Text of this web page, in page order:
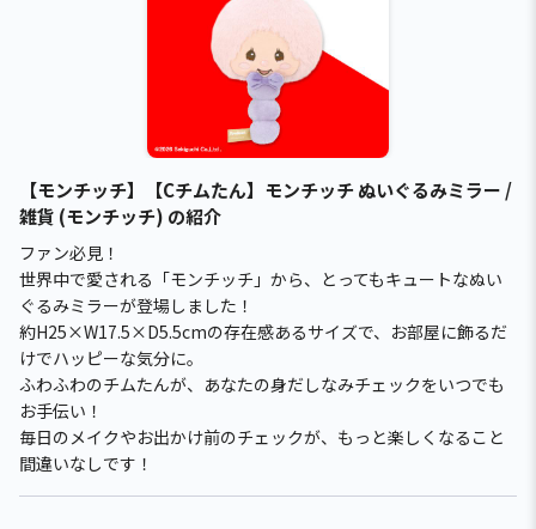
【モンチッチ】【Cチムたん】モンチッチ ぬいぐるみミラー /
雑貨 (モンチッチ) の紹介
ファン必見！
世界中で愛される「モンチッチ」から、とってもキュートなぬい
ぐるみミラーが登場しました！
約H25×W17.5×D5.5cmの存在感あるサイズで、お部屋に飾るだ
けでハッピーな気分に。
ふわふわのチムたんが、あなたの身だしなみチェックをいつでも
お手伝い！
毎日のメイクやお出かけ前のチェックが、もっと楽しくなること
間違いなしです！